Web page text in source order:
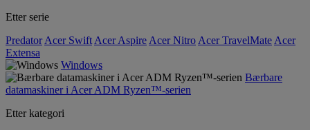
Etter serie
Predator Acer Swift Acer Aspire Acer Nitro Acer TravelMate Acer
Extensa
Windows
Bærbare
datamaskiner i Acer ADM Ryzen™-serien
Etter kategori